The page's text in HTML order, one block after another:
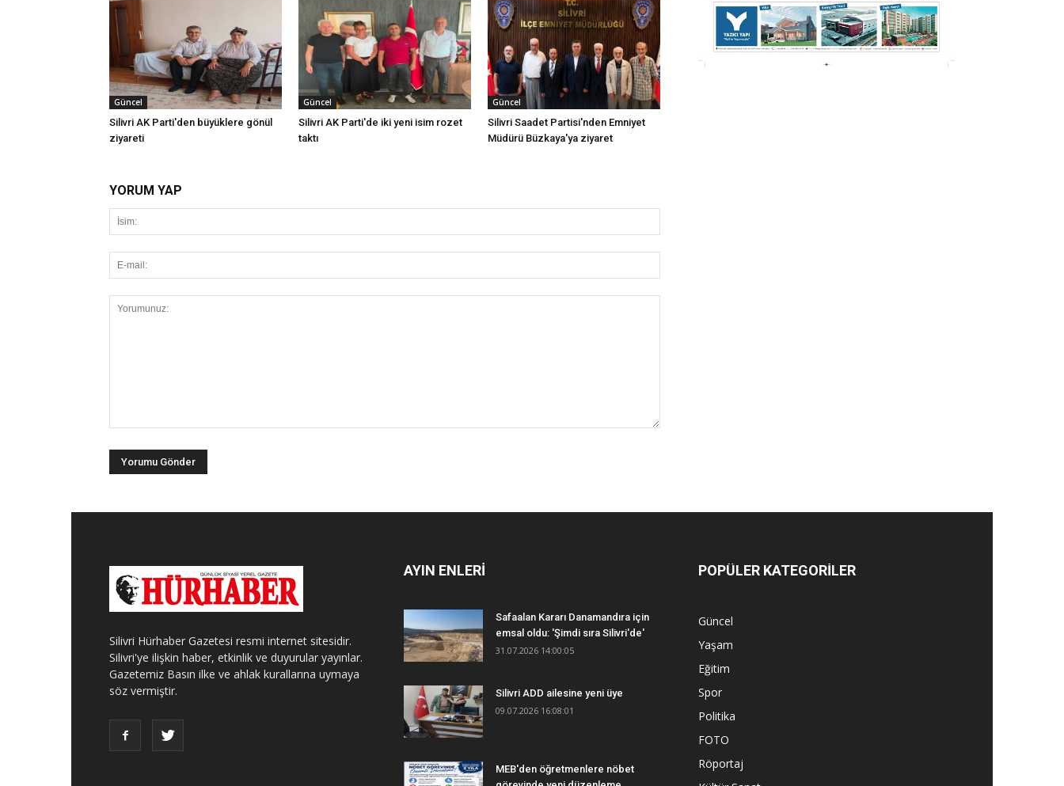
Güncel
Silivri AK Parti'den büyüklere gönül
ziyareti
Güncel
Silivri AK Parti'de iki yeni isim rozet
taktı
Güncel
Silivri Saadet Partisi'nden Emniyet
Müdürü Büzkaya'ya ziyaret
YORUM YAP
Silivri Hürhaber Gazetesi resmi internet sitesidir.
Silivri'ye ilişkin haber, etkinlik ve duyurular yayınlar.
Gazetemiz Basın ilke ve ahlak kurallarına uymaya
söz vermiştir.
AYIN ENLERİ
Safaalan Kararı Danamandıra için
emsal oldu: 'Şimdi sıra Silivri'de'
31.07.2026 14:00:05
Silivri ADD ailesine yeni üye
09.07.2026 16:08:01
MEB'den öğretmenlere nöbet
POPÜLER KATEGORİLER
Güncel
Yaşam
Eğitim
Spor
Politika
FOTO
Röportaj